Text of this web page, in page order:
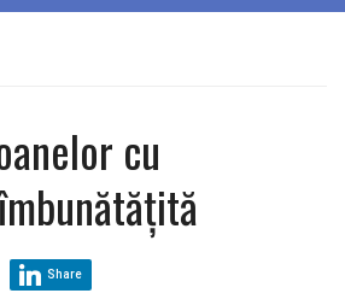
cu
Share